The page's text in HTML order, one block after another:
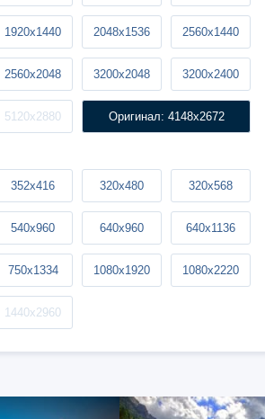
1920x1440 2048x1536 2560x1440
2560x2048 3200x2048 3200x2400
5120x2880 Оригинал: 4148x2672
352x416 320x480 320x568
540x960 640x960 640x1136
750x1334 1080x1920 1080x2220
1440x2960